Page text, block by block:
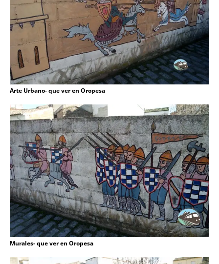
Arte Urbano- que ver en Oropesa
Murales- que ver en Oropesa